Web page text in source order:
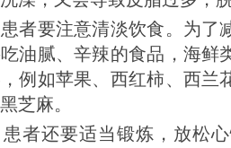
要注意清淡饮食。为了减
油腻、辛辣的食品，海鲜
例如苹果、西红柿、西兰
芝麻。
还要适当锻炼，放松心